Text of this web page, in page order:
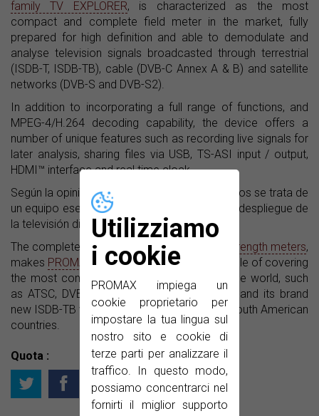
Utilizziamo
i cookie
PROMAX impiega un
cookie proprietario per
impostare la tua lingua sul
nostro sito e cookie di
terze parti per analizzare il
traffico. In questo modo,
possiamo concentrarci nel
fornirti il miglior supporto
family TV EXPLORER, is characterized as the most
compact and complete field meter in the market, fully
prepared for high definition and able to demodulate and
analyse television signals broadcasted through terrestrial
(ISDB-T, ISDB-TB), cable (DVB-C Annex A & B) and satellite
networks (DVB-S and DVB-S2).
In addition to incorporating a full range of functions, and
MPEG-4/H.264 decoding capability, the device offers a
number of unique features such as recording live signals for
later analysis, sharing files via USB, TS-ASI input / output,
HDMI™ interface and real time clock.
Según la opinión de los profesionales brasileños se trata de
un equipo esencial para asegurar el éxito del despliegue de
la televisión digital en el país.
The complete range of
TV EXPLORER field strength meters,
makes PROMAXthe only manufacturer capable of covering
the most common digital TV standards in the world, such
as ATSC, DVB-T/-H, DVB-T2, DMB-T, ISDB-T and its brand
new ISDB-TB version, adopted by the most South American
countries.
Quota :